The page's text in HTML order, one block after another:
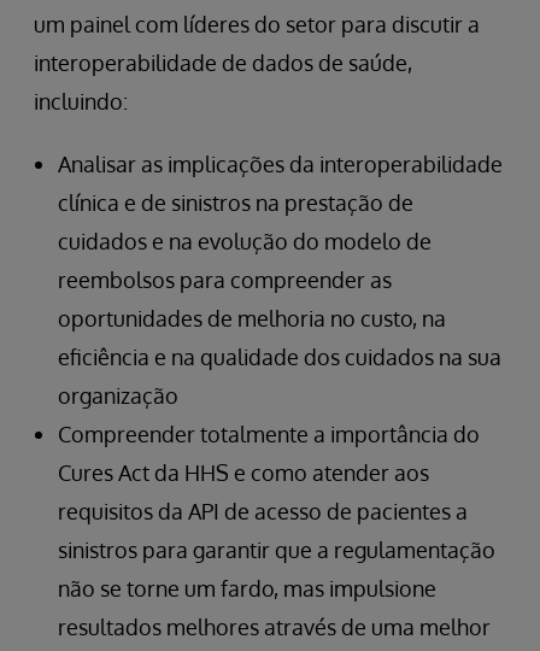
um painel com líderes do setor para discutir a
interoperabilidade de dados de saúde,
incluindo:
Analisar as implicações da interoperabilidade
clínica e de sinistros na prestação de
cuidados e na evolução do modelo de
reembolsos para compreender as
oportunidades de melhoria no custo, na
eficiência e na qualidade dos cuidados na sua
organização
Compreender totalmente a importância do
Cures Act da HHS e como atender aos
requisitos da API de acesso de pacientes a
sinistros para garantir que a regulamentação
não se torne um fardo, mas impulsione
resultados melhores através de uma melhor